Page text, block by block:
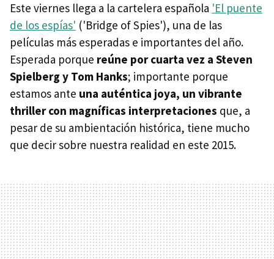
Este viernes llega a la cartelera española 'El puente
de los espías' ('Bridge of Spies'), una de las
películas más esperadas e importantes del año.
Esperada porque reúne por cuarta vez a Steven
Spielberg y Tom Hanks; importante porque
estamos ante una auténtica joya, un vibrante
thriller con magníficas interpretaciones que, a
pesar de su ambientación histórica, tiene mucho
que decir sobre nuestra realidad en este 2015.